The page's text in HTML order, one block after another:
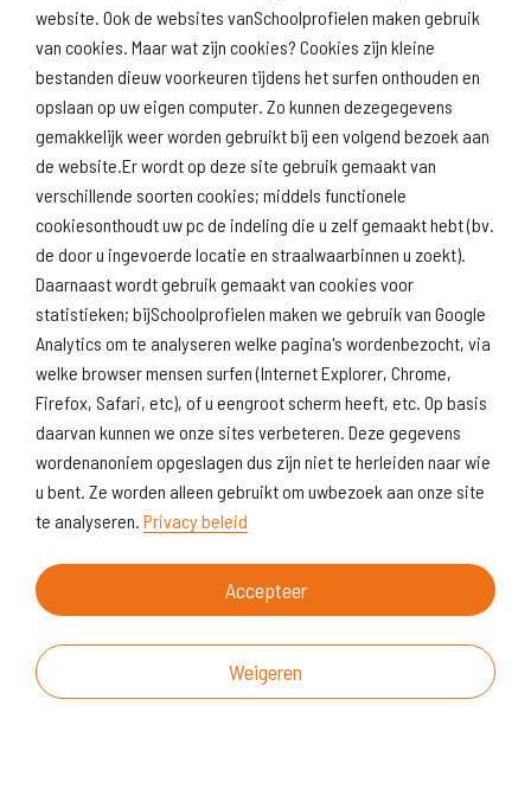
website. Ook de websites vanSchoolprofielen maken gebruik
van cookies. Maar wat zijn cookies? Cookies zijn kleine
bestanden dieuw voorkeuren tijdens het surfen onthouden en
opslaan op uw eigen computer. Zo kunnen dezegegevens
gemakkelijk weer worden gebruikt bij een volgend bezoek aan
de website.Er wordt op deze site gebruik gemaakt van
verschillende soorten cookies; middels functionele
cookiesonthoudt uw pc de indeling die u zelf gemaakt hebt (bv.
de door u ingevoerde locatie en straalwaarbinnen u zoekt).
Daarnaast wordt gebruik gemaakt van cookies voor
statistieken; bijSchoolprofielen maken we gebruik van Google
Analytics om te analyseren welke pagina's wordenbezocht, via
welke browser mensen surfen (Internet Explorer, Chrome,
Firefox, Safari, etc), of u eengroot scherm heeft, etc. Op basis
daarvan kunnen we onze sites verbeteren. Deze gegevens
wordenanoniem opgeslagen dus zijn niet te herleiden naar wie
u bent. Ze worden alleen gebruikt om uwbezoek aan onze site
te analyseren. Privacy beleid
Accepteer
Weigeren
Download
schoolprofiel
Naar
schoolresultaten
(inspectie)